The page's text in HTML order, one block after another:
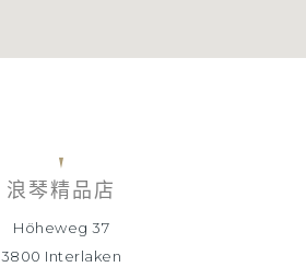
浪琴精品店
Höheweg 37
3800 Interlaken